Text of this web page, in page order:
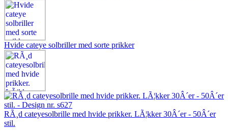
Hvide cateye solbriller med sorte prikker
RÃ¸d cateyesolbrille med hvide prikker. LÃ¦kker 30Â´er - 50Â´er
stil.